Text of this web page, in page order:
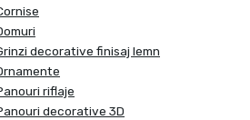
decorative finisaj lemn
riflaje
decorative 3D